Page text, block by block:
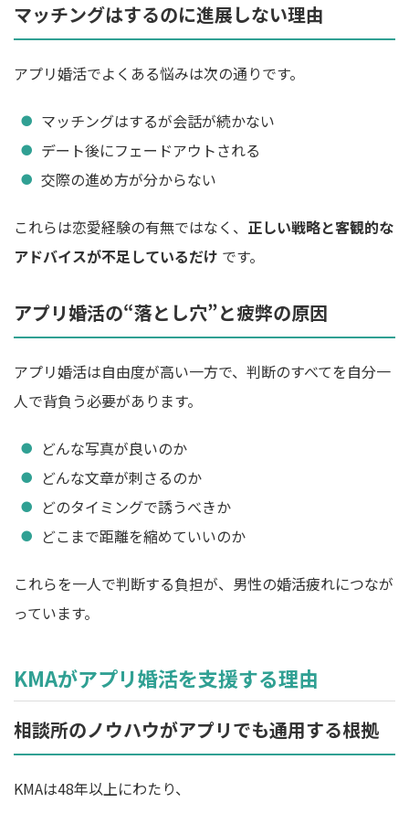
マッチングはするのに進展しない理由
アプリ婚活でよくある悩みは次の通りです。
マッチングはするが会話が続かない
デート後にフェードアウトされる
交際の進め方が分からない
これらは恋愛経験の有無ではなく、 正しい戦略と客観的な
アドバイスが不足しているだけ です。
アプリ婚活の“落とし穴”と疲弊の原因
アプリ婚活は自由度が高い一方で、判断のすべてを自分一
人で背負う必要があります。
どんな写真が良いのか
どんな文章が刺さるのか
どのタイミングで誘うべきか
どこまで距離を縮めていいのか
これらを一人で判断する負担が、男性の婚活疲れにつなが
っています。
KMAがアプリ婚活を支援する理由
相談所のノウハウがアプリでも通用する根拠
KMAは48年以上にわたり、